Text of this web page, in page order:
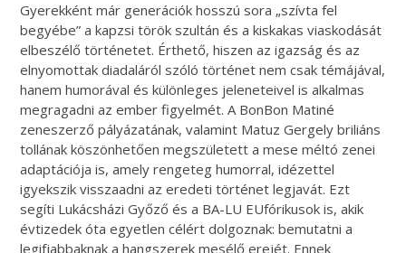
Gyerekként már generációk hosszú sora „szívta fel
begyébe” a kapzsi török szultán és a kiskakas viaskodását
elbeszélő történetet. Érthető, hiszen az igazság és az
elnyomottak diadaláról szóló történet nem csak témájával,
hanem humorával és különleges jeleneteivel is alkalmas
megragadni az ember figyelmét. A BonBon Matiné
zeneszerző pályázatának, valamint Matuz Gergely briliáns
tollának köszönhetően megszületett a mese méltó zenei
adaptációja is, amely rengeteg humorral, idézettel
igyekszik visszaadni az eredeti történet legjavát. Ezt
segíti Lukácsházi Győző és a BA-LU EUfórikusok is, akik
évtizedek óta egyetlen célért dolgoznak: bemutatni a
legifjabbaknak a hangszerek mesélő erejét. Ennek